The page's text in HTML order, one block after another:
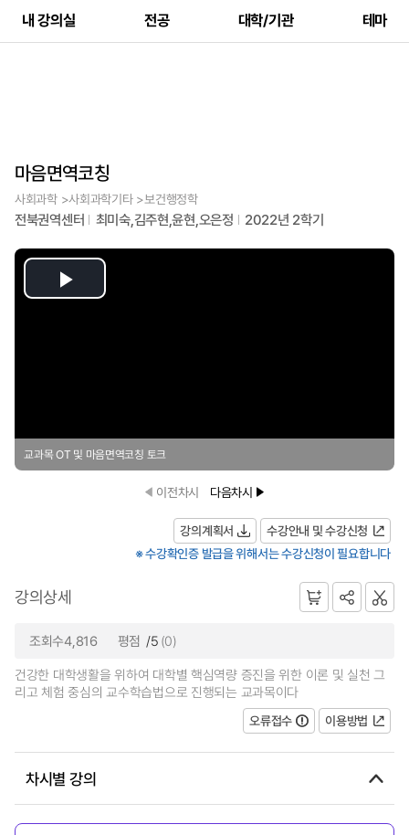
내 강의실 전공 대학/기관 테마
마음면역코칭
사회과학 >사회과학기타 >보건행정학
전북권역센터 최미숙,김주현,윤현,오은정 2022년 2학기
Play
교과목 OT 및 마음면역코칭 토크
이전차시 다음차시
강의계획서
수강안내 및 수강신청
※ 수강확인증 발급을 위해서는 수강신청이 필요합니다
강의상세
조회수4,816 평점 /5 (0)
건강한 대학생활을 위하여 대학별 핵심역량 증진을 위한 이론 및 실천 그
리고 체험 중심의 교수학습법으로 진행되는 교과목이다
오류접수
이용방법
차시별 강의